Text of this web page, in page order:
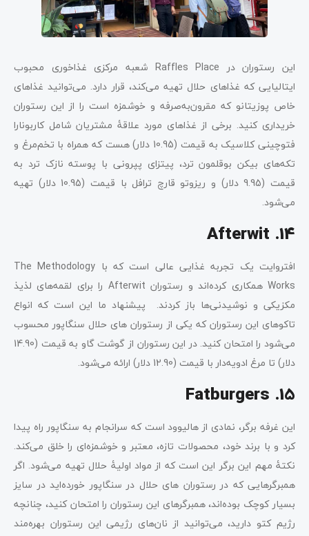
این رستوران در Raffles Place شعبه مرکزی‌ غذاخوری محبوب
ایتالیایی که غذاهای حلال تهیه می‌کند، قرار دارد. می‌توانید غذاهای
خاص پوزیتانو که مقرون‌به‌صرفه و خوشمزه است را از این رستوران
خریداری کنید. برخی از غذاهای مورد علاقۀ مشتریان شامل کاربونارا
فتوچینی کلاسیک به قیمت (10.95 دلار) هست که همراه با تخم‌مرغ و
تکه‌های بیکن بوقلمون ترد، پیتزای پپرونی با پوسته نازک ترد به
قیمت (9.95 دلار) و ریزوتو قارچ ترافل با قیمت (10.95 دلار) تهیه
می‌شود.
14. Afterwit
افتروایت یک تجربه غذایی عالی است که با The Methodology
Works همکاری کرده‌اند و رستوران Afterwit را برای لقمه‌های لذیذ
مکزیکی و نوشیدنی‌ها باز کردند. پیشنهاد ما این است که انواع
تاکوهای این رستوران که یکی از رستوران های حلال سنگاپور محسوب
می‌شود را امتحان کنید. در این رستوران از گوشت گاو به قیمت (14.90
دلار) تا مرغ ادویه‌دار با قیمت (12.90 دلار) ارائه می‌شود.
Fatburgers .15
این غرفه برگر، نمادی از هالیوود است که سرانجام به سنگاپور راه پیدا
کرد و با برند خود، محصولات تازه، معتبر و خوشمزه‌ای را خلق می‌کند.
نکتۀ مهم این برگر این است که از مواد اولیۀ حلال تهیه می‌شود. اگر
همبرگرهایی که در رستوران های حلال در سنگاپور خورده‌اید در سایز
بسیار کوچک بوده‌اند، همبرگرهای این رستوران را امتحان ‌کنید، چنانچه
رژیم کتو دارید، می‌توانید از نان‌های رژیمی این رستوران بهره‌مند